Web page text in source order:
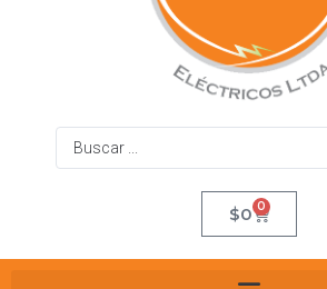
$0 0